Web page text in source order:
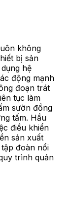
không
bị sản
hệ
động mạnh
đoạn trát
tục làm
sườn đồng
tấm. Hầu
điều khiển
sản xuất
đoàn nổi
trình quản